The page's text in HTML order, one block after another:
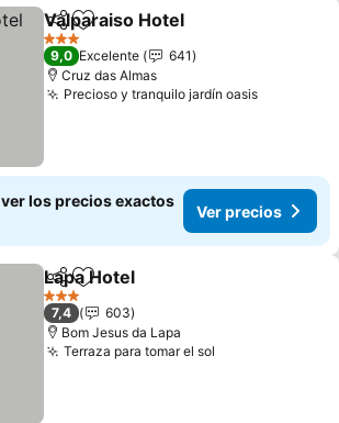
CompartirAgregar a favoritos
Valparaiso Hotel
3 Estrellas
9,0 Excelente
641
Cruz das Almas
Precioso y tranquilo jardín oasis
los precios exactos
Ver precios
CompartirAgregar a favoritos
Lapa Hotel
3 Estrellas
7,4
603
Bom Jesus da Lapa
Terraza para tomar el sol